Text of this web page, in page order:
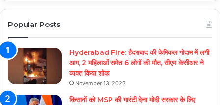
Popular Posts
Hyderabad Fire: हैदराबाद की केमिकल गोदाम में लगी
आग, 2 महिलाओं समेत 6 लोगों की मौत, सीएम केसीआर ने
व्यक्त किया शोक
November 13, 2023
किसानों को MSP की गारंटी देना मोदी सरकार के लिए